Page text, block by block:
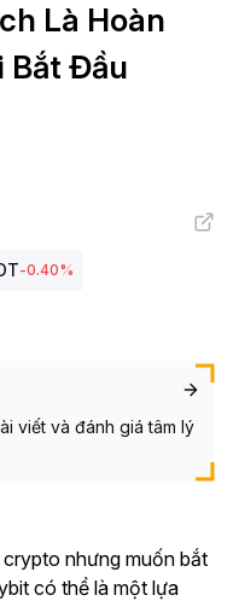
Là Hoàn
Bắt Đầu
-0.40%
viết và đánh giá tâm lý
nhưng muốn bắt
có thể là một lựa